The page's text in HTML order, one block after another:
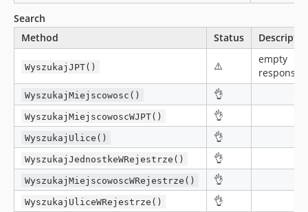
Search
Method
Status
WyszukajJPT() ⚠️
empty
response
WyszukajMiejscowosc() 👌
WyszukajMiejscowoscWJPT() 👌
WyszukajUlice() 👌
WyszukajJednostkeWRejestrze() 👌
WyszukajMiejscowoscWRejestrze() 👌
WyszukajUliceWRejestrze() 👌